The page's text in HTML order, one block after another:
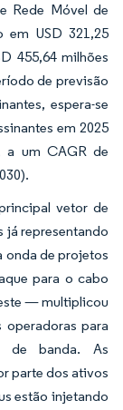
Rede Móvel de
em USD 321,25
455,64 milhões
de previsão
espera-se
em 2025
a um CAGR de
vetor de
já representando
onda de projetos
para o cabo
— multiplicou
para
de banda. As
parte dos ativos
estão injetando